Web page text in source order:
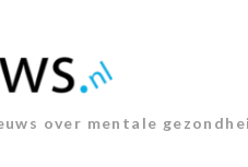
over mentale